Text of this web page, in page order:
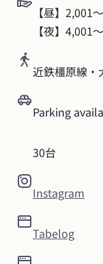
【昼】2,001
【夜】4,001
近鉄橿原線・
Parking
30台
Instagram
Tabelog